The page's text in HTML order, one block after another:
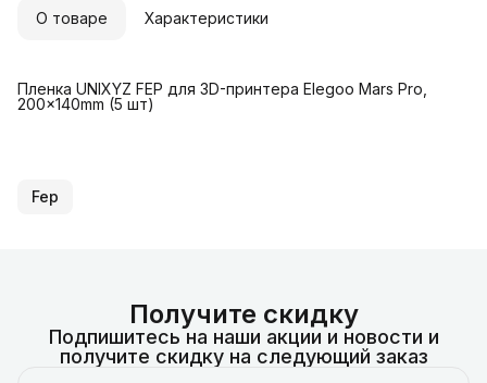
О товаре Характеристики
Пленка UNIXYZ FEP для 3D-принтера Elegoo Mars Pro,
200x140mm (5 шт)
Fep
Получите скидку
Подпишитесь на наши акции и новости и
получите скидку на следующий заказ